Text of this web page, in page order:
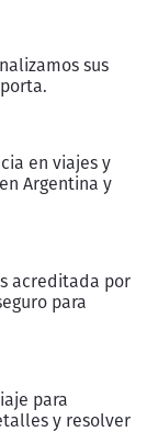
sus
en viajes y
Argentina y
acreditada por
para
para
y resolver